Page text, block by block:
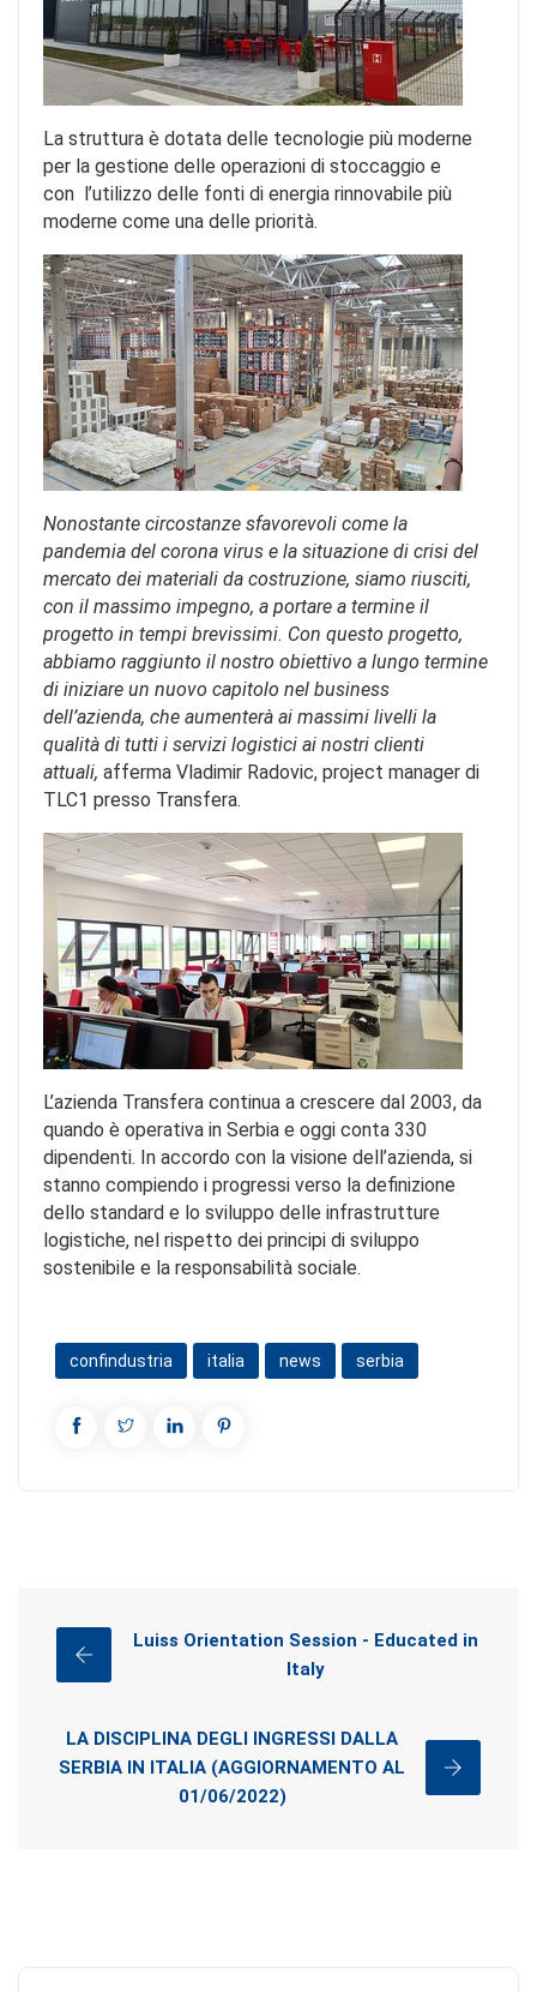
La struttura è dotata delle tecnologie più moderne
per la gestione delle operazioni di stoccaggio e
con l’utilizzo delle fonti di energia rinnovabile più
moderne come una delle priorità.
Nonostante circostanze sfavorevoli come la
pandemia del corona virus e la situazione di crisi del
mercato dei materiali da costruzione, siamo riusciti,
con il massimo impegno, a portare a termine il
progetto in tempi brevissimi. Con questo progetto,
abbiamo raggiunto il nostro obiettivo a lungo termine
di iniziare un nuovo capitolo nel business
dell’azienda, che aumenterà ai massimi livelli la
qualità di tutti i servizi logistici ai nostri clienti
attuali, afferma Vladimir Radovic, project manager di
TLC1 presso Transfera.
L’azienda Transfera continua a crescere dal 2003, da
quando è operativa in Serbia e oggi conta 330
dipendenti. In accordo con la visione dell’azienda, si
stanno compiendo i progressi verso la definizione
dello standard e lo sviluppo delle infrastrutture
logistiche, nel rispetto dei principi di sviluppo
sostenibile e la responsabilità sociale.
confindustria italia news serbia
Luiss Orientation Session - Educated in
Italy
LA DISCIPLINA DEGLI INGRESSI DALLA
SERBIA IN ITALIA (AGGIORNAMENTO AL
01/06/2022)